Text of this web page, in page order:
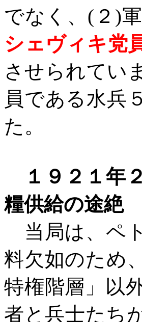
でなく、 ( ２ )
シェヴィキ党
させられてい
員である水兵
た。
１９２１年
糧供給の途絶
当局は、ペ
料欠如のため
特権階層」以
者と兵士たち